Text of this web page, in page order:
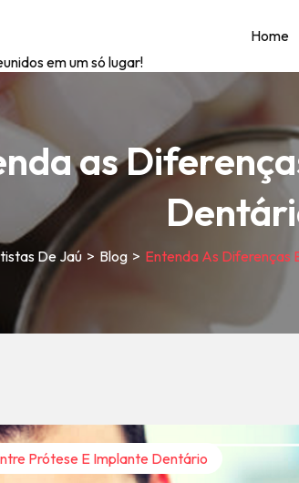
em um só lugar!
Home
as
De Jaú > Blog > Entenda As Diferenças
Prótese E Implante Dentário